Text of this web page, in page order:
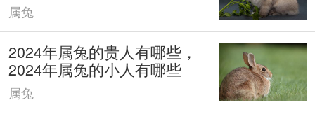
属兔
2024年属兔的贵人有哪些，
2024年属兔的小人有哪些
属兔